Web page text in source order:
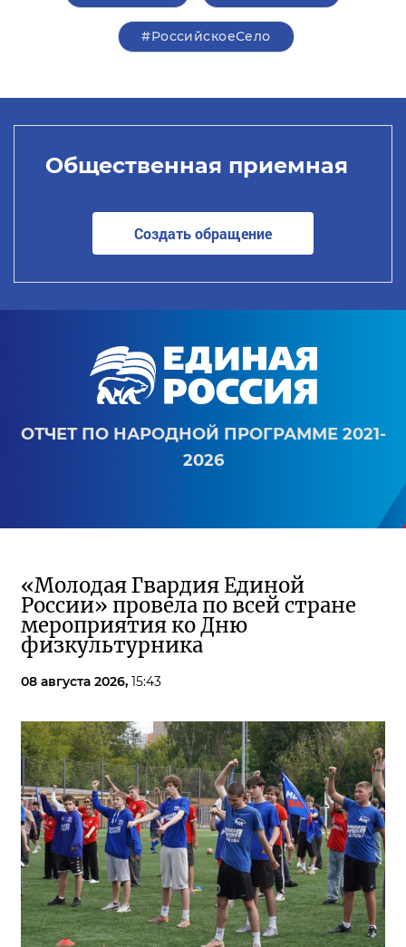
#РоссийскоеСело
Общественная приемная
Создать обращение
ОТЧЕТ ПО НАРОДНОЙ ПРОГРАММЕ 2021-
2026
«Молодая Гвардия Единой
России» провела по всей стране
мероприятия ко Дню
физкультурника
08 августа 2026, 15:43